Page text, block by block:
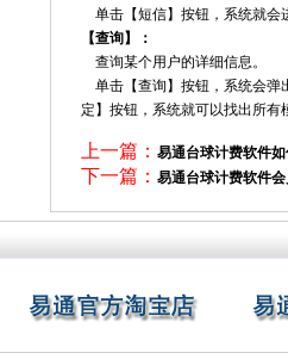
单击【短信】按钮，系统就会
【查询】：
查询某个用户的详细信息。
单击【查询】按钮，系统会弹
定】按钮，系统就可以找出所有
上一篇： 易通台球计费软件
下一篇： 易通台球计费软件